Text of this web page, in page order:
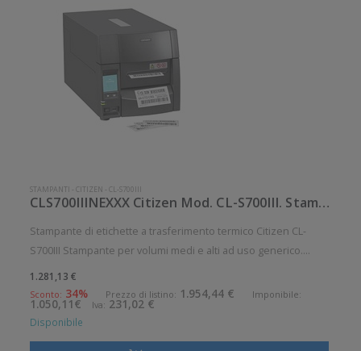
STAMPANTI -CITIZEN -CL-S700III
CLS700IIINEXXX Citizen Mod. CL-S700III. Stampante di etichette.
Stampante di etichette a trasferimento termico Citizen CL-
S700III Stampante per volumi medi e alti ad uso generico.
Stampa a trasferimento termico. Velocit di stampa: 254 mm/sec
Risoluzione di stampa: 8 dot/mm Supporto di stampa:
Cartellini, Et
1.281,13 €
Sconto: 34% Prezzo di listino: 1.954,44 € Imponibile:
1.050,11€ Iva: 231,02 €
Disponibile